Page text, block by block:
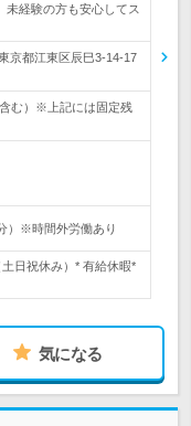
経験の方も安心してス
京都江東区辰巳3-14-17
む）※上記には固定残
）※時間外労働あり
日祝休み）* 有給休暇*
気になる